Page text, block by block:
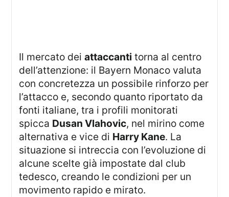
Il mercato deiattaccanti torna al centro
dell’attenzione: il Bayern Monaco valuta
con concretezza un possibile rinforzo per
l’attacco e, secondo quanto riportato da
fonti italiane, tra i profili monitorati
spicca Dusan Vlahovic, nel mirino come
alternativa e vice di Harry Kane. La
situazione si intreccia con l’evoluzione di
alcune scelte già impostate dal club
tedesco, creando le condizioni per un
movimento rapido e mirato.